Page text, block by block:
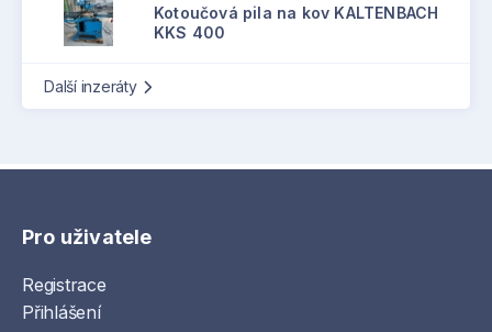
Kotoučová pila na kov KALTENBACH
KKS 400
Další inzeráty
Pro uživatele
Registrace
Přihlášení